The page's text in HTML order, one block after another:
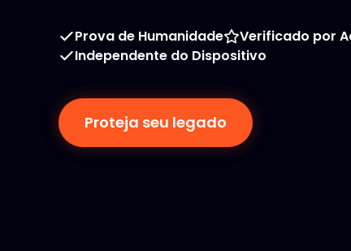
Prova de Humanidade
Verificado por
Independente do Dispositivo
Proteja seu legado